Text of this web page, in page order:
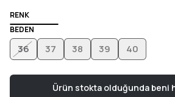
RENK
BEDEN
36 37 38 39 40
Ürün stokta olduğunda beni